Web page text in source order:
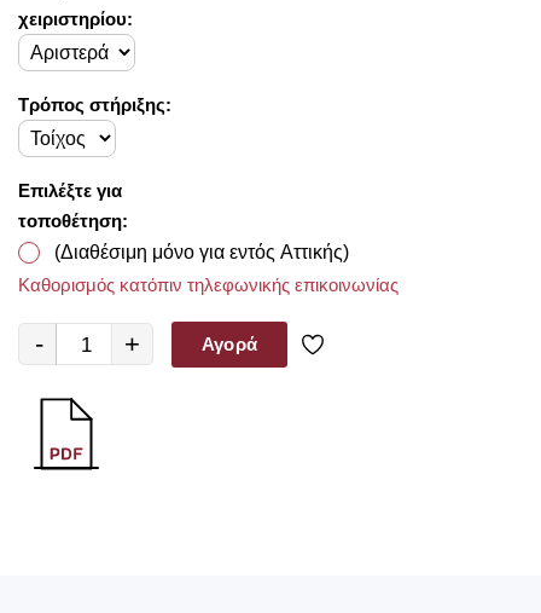
χειριστηρίου:
Τρόπος στήριξης:
Επιλέξτε για
τοποθέτηση:
(Διαθέσιμη μόνο για εντός Αττικής)
Καθορισμός κατόπιν τηλεφωνικής επικοινωνίας
- + Αγορά